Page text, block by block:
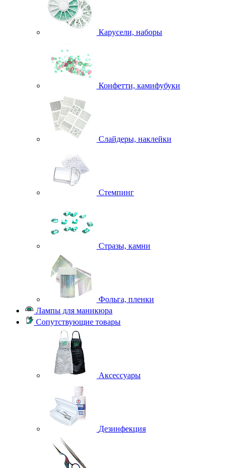
Карусели, наборы
Конфетти, камифубуки
Слайдеры, наклейки
Стемпинг
Стразы, камни
Фольга, пленки
Лампы для маникюра
Сопутствующие товары
Аксессуары
Дезинфекция